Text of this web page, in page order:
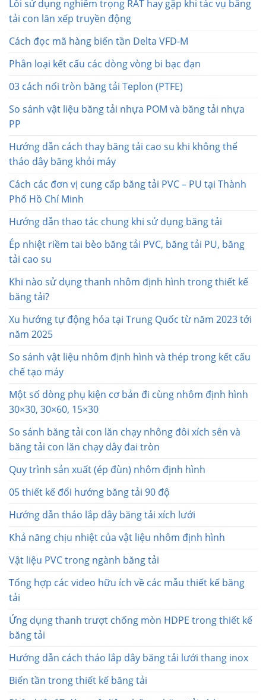
Lỗi sử dụng nghiêm trọng RẤT hay gặp khi tác vụ băng
tải con lăn xếp truyền động
Cách đọc mã hàng biến tần Delta VFD-M
Phân loại kết cấu các dòng vòng bi bạc đạn
03 cách nối tròn băng tải Teplon (PTFE)
So sánh vật liệu băng tải nhựa POM và băng tải nhựa
PP
Hướng dẫn cách thay băng tải cao su khi không thể
tháo dây băng khỏi máy
Cách các đơn vị cung cấp băng tải PVC – PU tại Thành
Phố Hồ Chí Minh
Hướng dẫn thao tác chung khi sử dụng băng tải
Ép nhiệt riềm tai bèo băng tải PVC, băng tải PU, băng
tải cao su
Khi nào sử dụng thanh nhôm định hình trong thiết kế
băng tải?
Xu hướng tự động hóa tại Trung Quốc từ năm 2023 tới
năm 2025
So sánh vật liệu nhôm định hình và thép trong kết cấu
chế tạo máy
Một số dòng phụ kiện cơ bản đi cùng nhôm định hình
30×30, 30×60, 15×30
So sánh băng tải con lăn chạy nhông đôi xích sên và
băng tải con lăn chạy dây đai tròn
Quy trình sản xuất (ép đùn) nhôm định hình
05 thiết kế đổi hướng băng tải 90 độ
Hướng dẫn tháo lắp dây băng tải xích lưới
Khả năng chịu nhiệt của vật liệu nhôm định hình
Vật liệu PVC trong ngành băng tải
Tổng hợp các video hữu ích về các mẫu thiết kế băng
tải
Ứng dụng thanh trượt chống mòn HDPE trong thiết kế
băng tải
Hướng dẫn cách tháo lắp dây băng tải lưới thang inox
Biến tần trong thiết kế băng tải